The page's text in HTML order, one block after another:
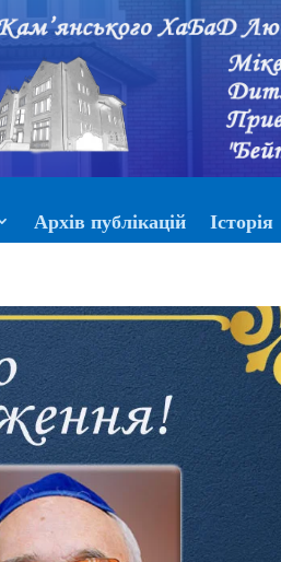
Архів публікацій Історія